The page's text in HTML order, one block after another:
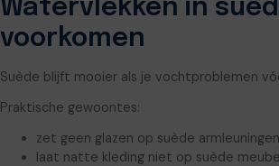
Watervlekken in
voorkomen
Suède blijft mooier als je vochtproblemen
Praktische gewoontes:
zet geen glazen op suède
laat natte kleding niet op suède